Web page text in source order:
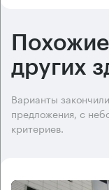
других
Варианты
предложения, с
критериев.